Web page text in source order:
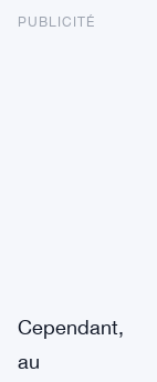
PUBLICITÉ
Cependant,
au